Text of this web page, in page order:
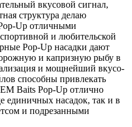
вкусовой сигнал,
структура делаю
Up отличными
и любительской
Pop-Up насадки дают
и капризную рыбу в
и мощнейший вкусо-
способны привлекать
Baits Pop-Up отлично
единичных насадок, так и в
и подрезанными